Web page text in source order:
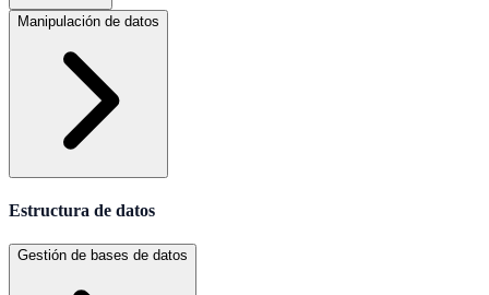
Manipulación de datos
Estructura de datos
Gestión de bases de datos